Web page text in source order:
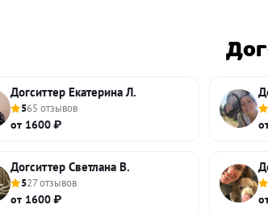
Догситтер Екатерина Л.
565 отзывов
от 1600 ₽
Догситтер Светлана В.
527 отзывов
от 1600 ₽